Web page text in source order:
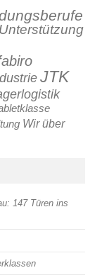
JTK
Wir über
147 Türen ins